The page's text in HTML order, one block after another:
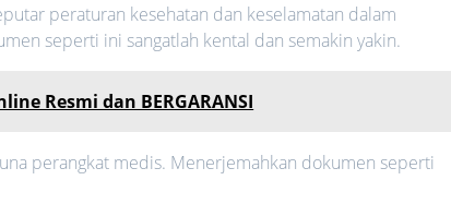
peraturan kesehatan dan keselamatan dalam
seperti ini sangatlah kental dan semakin yakin.
Resmi dan BERGARANSI
perangkat medis. Menerjemahkan dokumen seperti